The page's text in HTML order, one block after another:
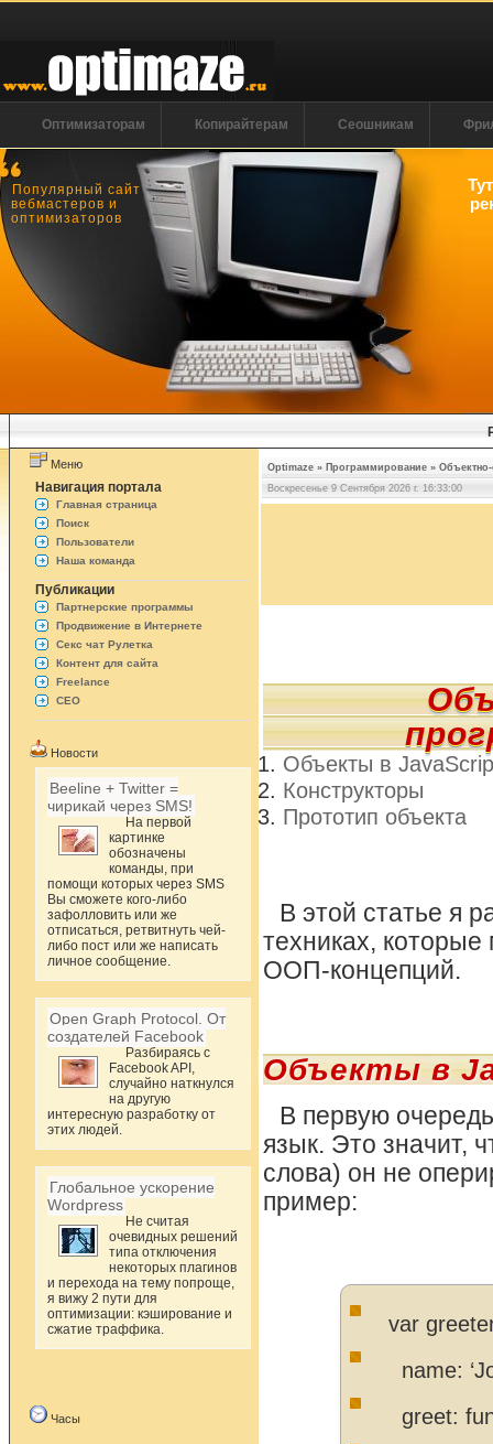
Оптимизаторам Копирайтерам Сеошникам
Популярный сайт
вебмастеров и
оптимизаторов
Меню
Навигация портала
Главная страница
Поиск
Пользователи
Наша команда
Публикации
Партнерские программы
Продвижение в Интернете
Секс чат Рулетка
Контент для сайта
Freelance
СЕО
Новости
Beeline + Twitter =
чирикай через SMS!
На первой
картинке
обозначены
команды, при
помощи которых через SMS
Вы сможете кого-либо
зафолловить или же
отписаться, ретвитнуть чей-
либо пост или же написать
личное сообщение.
Open Graph Protocol. От
создателей Facebook
Разбираясь с
Facebook API,
случайно наткнулся
на другую
интересную разработку от
этих людей.
Глобальное ускорение
Wordpress
Не считая
очевидных решений
типа отключения
некоторых плагинов
и перехода на тему попроще,
я вижу 2 пути для
оптимизации: кэширование и
сжатие траффика.
Часы
Optimaze » Программирование »
Воскресенье 9 Сентября 2026 г. 16:33:01
Объекты в
Конструкторы
Прототип объекта
В этой статье я
техниках,
ООП-концепций.
Объекты в
В первую
язык. Это значит,
слова) он не
пример:
var
name:
greet: